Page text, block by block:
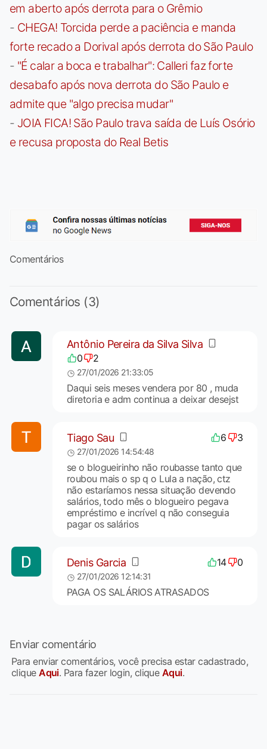
em aberto após derrota para o Grêmio
- CHEGA! Torcida perde a paciência e manda
forte recado a Dorival após derrota do São Paulo
- "É calar a boca e trabalhar": Calleri faz forte
desabafo após nova derrota do São Paulo e
admite que "algo precisa mudar"
- JOIA FICA! São Paulo trava saída de Luís Osório
e recusa proposta do Real Betis
Comentários
Comentários (3)
Antônio Pereira da Silva Silva
0 2
27/01/2026 21:33:05
Daqui seis meses vendera por 80 , muda
diretoria e adm continua a deixar desejst
Tiago Sau 6 3
27/01/2026 14:54:48
se o blogueirinho não roubasse tanto que
roubou mais o sp q o Lula a nação, ctz
não estaríamos nessa situação devendo
salários, todo mês o blogueiro pegava
empréstimo e incrível q não conseguia
pagar os salários
Denis Garcia 14 0
27/01/2026 12:14:31
PAGA OS SALÁRIOS ATRASADOS
Enviar comentário
Para enviar comentários, você precisa estar cadastrado,
cliqueAqui. Para fazer login, clique Aqui.